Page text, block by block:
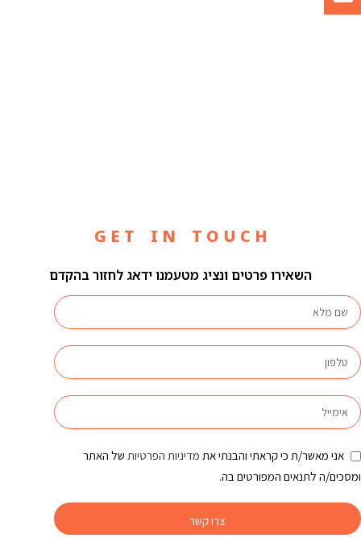
G E T I N T O U C H
השאירו פרטים ונציג מטעמנו ידאג לחזור בהקדם
אני מאשר/ת כי קראתי והבנתי את מדיניות הפרטיות של האתר
ומסכים/ה לתנאים המפורטים בה.
צרו קשר